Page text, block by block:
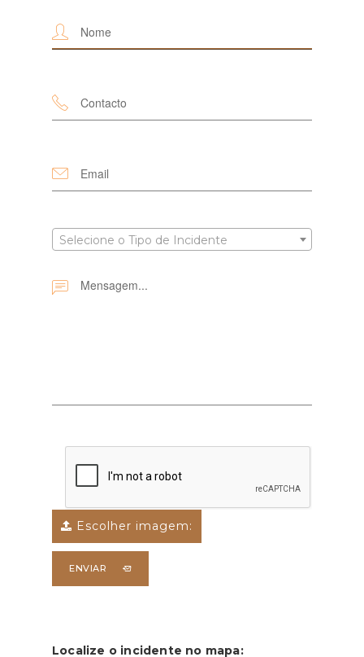
Selecione o Tipo de Incidente
Escolher imagem:
ENVIAR
Localize o incidente no mapa: